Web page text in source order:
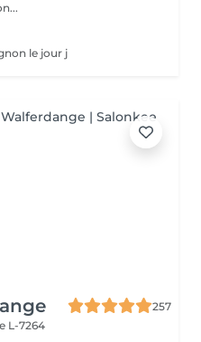
le jour j
257
L-7264